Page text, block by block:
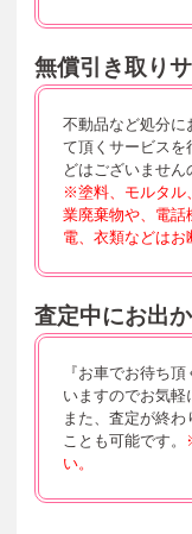
無償引き取り
不動品など処分に
て頂くサービスを
どはございません
※塗料、モルタル
業廃棄物や、 電話
電、衣類などはお
査定中にお出
『お車でお待ち
いますのでお気軽
また、査定が終
ことも可能です。
い。